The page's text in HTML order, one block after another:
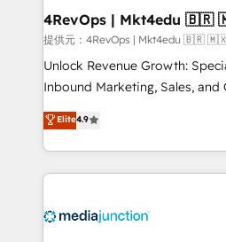
提供元：4RevOps | Mkt4edu
Unlock Revenue Growth:
Inbound Marketing, Sales, and
specialize in driving revenue
across industries through
and customer success
methodologies. As Latin
offer unparalleled insights. Operating in five
Elite4.9